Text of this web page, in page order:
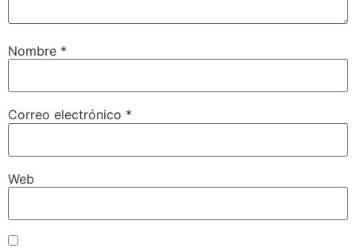
Nombre *
Correo electrónico *
Web